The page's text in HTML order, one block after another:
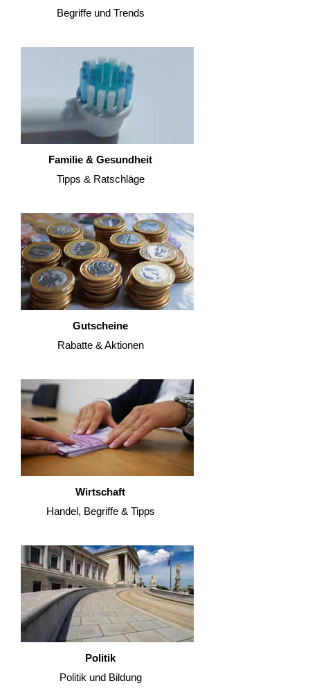
Begriffe und Trends
Familie & Gesundheit
Tipps & Ratschläge
Gutscheine
Rabatte & Aktionen
Wirtschaft
Handel, Begriffe & Tipps
Politik
Politik und Bildung